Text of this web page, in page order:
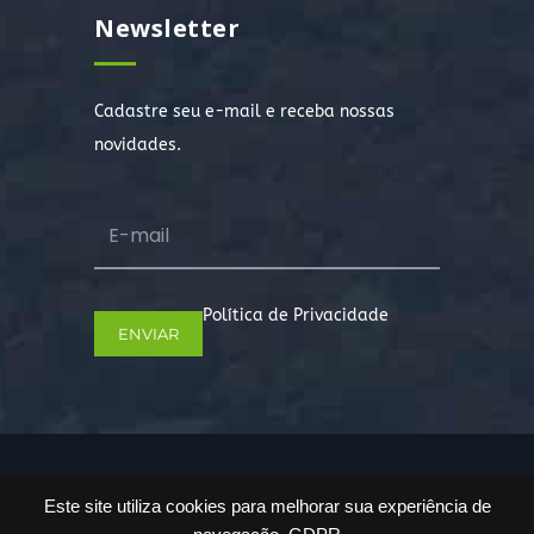
Este site utiliza cookies para melhorar sua experiência de
Newsletter
Cadastre seu e-mail e receba nossas
novidades.
Política de Privacidade
reservados.